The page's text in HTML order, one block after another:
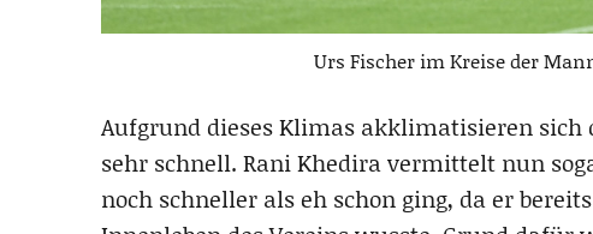
Urs Fischer im Kreise der
Aufgrund dieses Klimas akklimatisieren
sehr schnell. Rani Khedira vermittelt nun
noch schneller als eh schon ging, da er